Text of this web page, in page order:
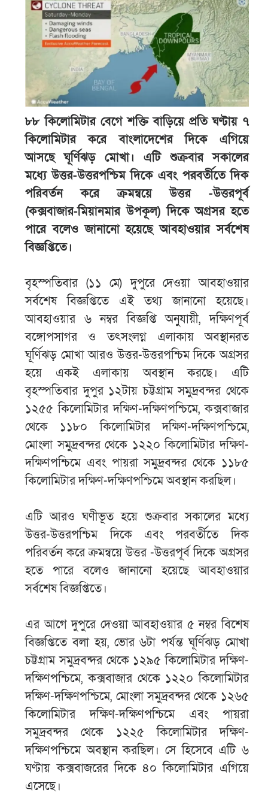
৮৮ কিলোমিটার বেগে শক্তি বাড়িয়ে প্রতি ঘণ্টায় ৭
কিলোমিটার করে বাংলাদেশের দিকে এগিয়ে
আসছে ঘূর্ণিঝড় মোখা। এটি শুক্রবার সকালের
মধ্যে উত্তর-উত্তরপশ্চিম দিকে এবং পরবর্তীতে দিক
পরিবর্তন করে ক্রমন্বয়ে উত্তর -উত্তরপূর্ব
(কক্সবাজার-মিয়ানমার উপকূল) দিকে অগ্রসর হতে
পারে বলেও জানানো হয়েছে আবহাওয়ার সর্বশেষ
বিজ্ঞপ্তিতে।
বৃহস্পতিবার (১১ মে) দুপুরে দেওয়া আবহাওয়ার
সর্বশেষ বিজ্ঞপ্তিতে এই তথ্য জানানো হয়েছে।
আবহাওয়ার ৬ নম্বর বিজ্ঞপ্তি অনুযায়ী, দক্ষিণপূর্ব
বঙ্গোপসাগর ও তৎসংলগ্ন এলাকায় অবস্থানরত
ঘূর্ণিঝড় মোখা আরও উত্তর-উত্তরপশ্চিম দিকে অগ্রসর
হয়ে একই এলাকায় অবস্থান করছে। এটি
বৃহস্পতিবার দুপুর ১২টায় চট্টগ্রাম সমুদ্রবন্দর থেকে
১২৫৫ কিলোমিটার দক্ষিণ-দক্ষিণপশ্চিমে, কক্সবাজার
থেকে ১১৮০ কিলোমিটার দক্ষিণ-দক্ষিণপশ্চিমে,
মোংলা সমুদ্রবন্দর থেকে ১২২০ কিলোমিটার দক্ষিণ-
দক্ষিণপশ্চিমে এবং পায়রা সমুদ্রবন্দর থেকে ১১৮৫
কিলোমিটার দক্ষিণ-দক্ষিণপশ্চিমে অবস্থান করছিল।
এটি আরও ঘণীভূত হয়ে শুক্রবার সকালের মধ্যে
উত্তর-উত্তরপশ্চিম দিকে এবং পরবর্তীতে দিক
পরিবর্তন করে ক্রমন্বয়ে উত্তর -উত্তরপূর্ব দিকে অগ্রসর
হতে পারে বলেও জানানো হয়েছে আবহাওয়ার
সর্বশেষ বিজ্ঞপ্তিতে।
এর আগে দুপুরে দেওয়া আবহাওয়ার ৫ নম্বর বিশেষ
বিজ্ঞপ্তিতে বলা হয়, ভোর ৬টা পর্যন্ত ঘূর্ণিঝড় মোখা
চট্টগ্রাম সমুদ্রবন্দর থেকে ১২৯৫ কিলোমিটার দক্ষিণ-
দক্ষিণপশ্চিমে, কক্সবাজার থেকে ১২২০ কিলোমিটার
দক্ষিণ-দক্ষিণপশ্চিমে, মোংলা সমুদ্রবন্দর থেকে ১২৬৫
কিলোমিটার দক্ষিণ-দক্ষিণপশ্চিমে এবং পায়রা
সমুদ্রবন্দর থেকে ১২২৫ কিলোমিটার দক্ষিণ-
দক্ষিণপশ্চিমে অবস্থান করছিল। সে হিসেবে এটি ৬
ঘণ্টায় কক্সবাজরের দিকে ৪০ কিলোমিটার এগিয়ে
এসেছে।